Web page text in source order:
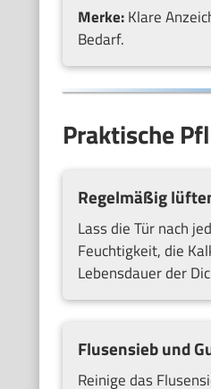
Merke:Klare
Bedarf.
Praktische
Regelmäßig
Lass die Tür nach
Feuchtigkeit, die
Lebensdauer der
Flusensieb und
Reinige das